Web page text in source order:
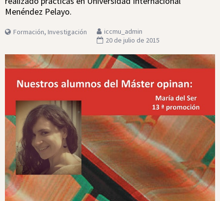
Menéndez Pelayo.
Formación, Investigación
iccmu_admin
20 de julio de 2015